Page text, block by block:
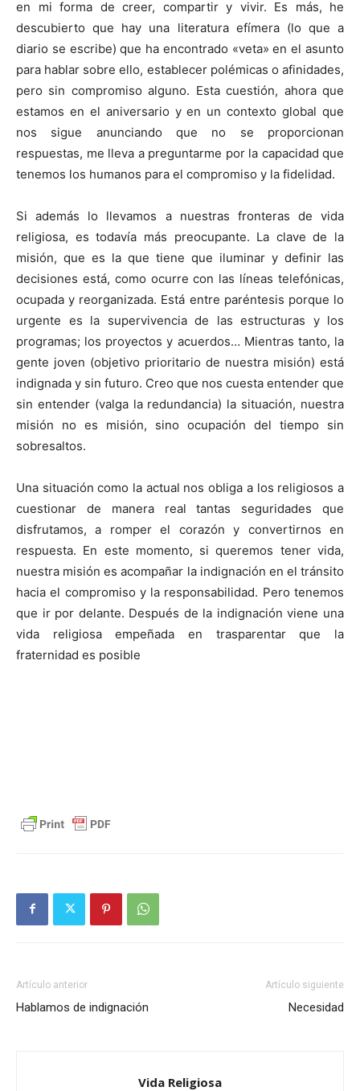
en mi forma de creer, compartir y vivir. Es más, he
descubierto que hay una literatura efímera (lo que a
diario se escribe) que ha encontrado «veta» en el asunto
para hablar sobre ello, establecer polémicas o afinidades,
pero sin compromiso alguno. Esta cuestión, ahora que
estamos en el aniversario y en un contexto global que
nos sigue anunciando que no se proporcionan
respuestas, me lleva a preguntarme por la capacidad que
tenemos los humanos para el compromiso y la fidelidad.
Si además lo llevamos a nuestras fronteras de vida
religiosa, es todavía más preocupante. La clave de la
misión, que es la que tiene que iluminar y definir las
decisiones está, como ocurre con las líneas telefónicas,
ocupada y reorganizada. Está entre paréntesis porque lo
urgente es la supervivencia de las estructuras y los
programas; los proyectos y acuerdos… Mientras tanto, la
gente joven (objetivo prioritario de nuestra misión) está
indignada y sin futuro. Creo que nos cuesta entender que
sin entender (valga la redundancia) la situación, nuestra
misión no es misión, sino ocupación del tiempo sin
sobresaltos.
Una situación como la actual nos obliga a los religiosos a
cuestionar de manera real tantas seguridades que
disfrutamos, a romper el corazón y convertirnos en
respuesta. En este momento, si queremos tener vida,
nuestra misión es acompañar la indignación en el tránsito
hacia el compromiso y la responsabilidad. Pero tenemos
que ir por delante. Después de la indignación viene una
vida religiosa empeñada en trasparentar que la
fraternidad es posible
Artículo anterior
Hablamos de indignación
Artículo siguiente
Necesidad
Vida Religiosa